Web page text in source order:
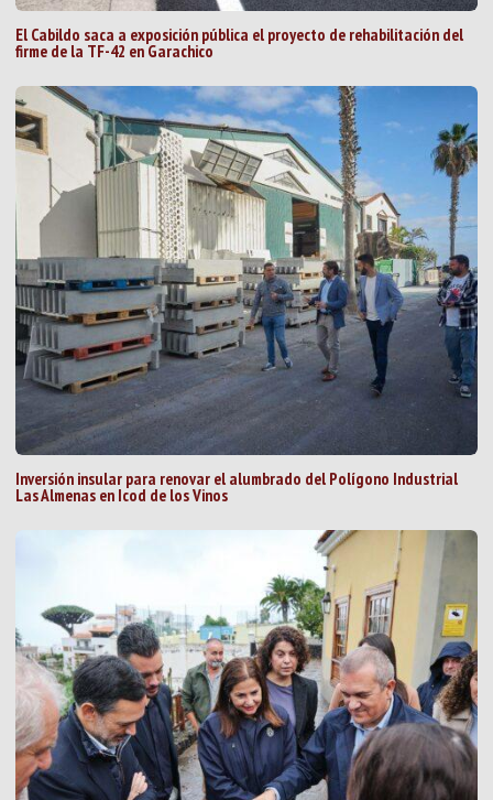
El Cabildo saca a exposición pública el proyecto de rehabilitación del
firme de la TF-42 en Garachico
Inversión insular para renovar el alumbrado del Polígono Industrial
Las Almenas en Icod de los Vinos